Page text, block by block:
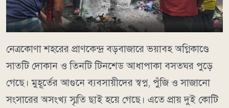
নেত্রকোণা শহরের প্রাণকেন্দ্র বড়বাজারে ভয়াবহ অগ্নিকাণ্ডে
সাতটি দোকান ও তিনটি টিনশেড আধাপাকা বসতঘর পুড়ে
গেছে। মুহূর্তের আগুনে ব্যবসায়ীদের স্বপ্ন, পুঁজি ও সাজানো
সংসারের অসংখ্য স্মৃতি ছাই হয়ে গেছে। এতে প্রায় দুই কোটি